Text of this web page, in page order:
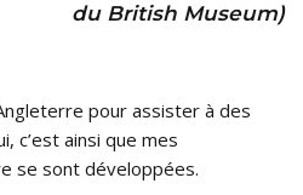
du British Museum)
pour assister à des
c’est ainsi que mes
se sont développées.